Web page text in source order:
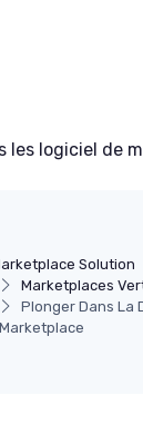
les logiciel de
Solution
Marketplaces
Plonger Dans La
Marketplace